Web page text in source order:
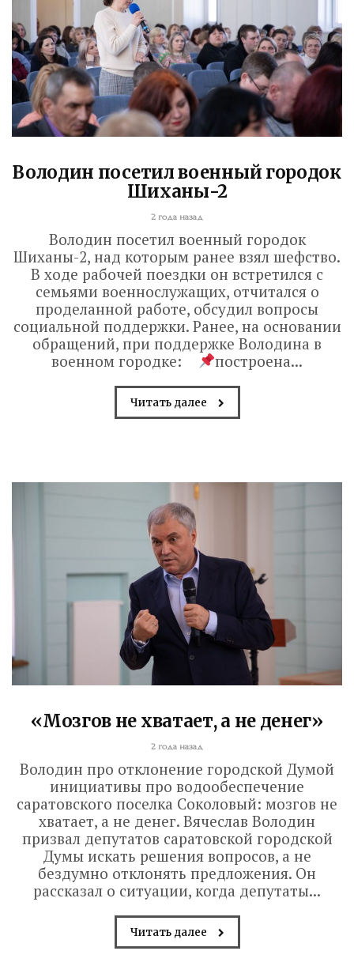
Володин посетил военный городок
Шиханы-2
2 года назад
Володин посетил военный городок
Шиханы-2, над которым ранее взял шефство.
В ходе рабочей поездки он встретился с
семьями военнослужащих, отчитался о
проделанной работе, обсудил вопросы
социальной поддержки. Ранее, на основании
обращений, при поддержке Володина в
военном городке:
построена...
Читать далее
«Мозгов не хватает, а не денег»
2 года назад
Володин про отклонение городской Думой
инициативы про водообеспечение
саратовского поселка Соколовый: мозгов не
хватает, а не денег. Вячеслав Володин
призвал депутатов саратовской городской
Думы искать решения вопросов, а не
бездумно отклонять предложения. Он
рассказал о ситуации, когда депутаты...
Читать далее